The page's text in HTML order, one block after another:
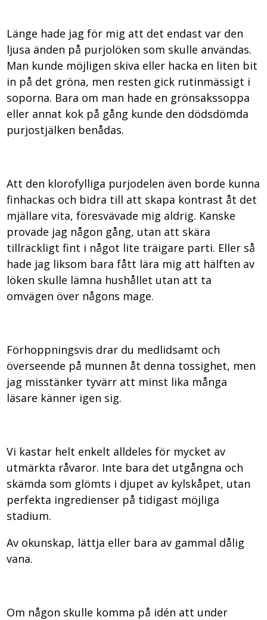
Länge hade jag för mig att det endast var den
ljusa änden på purjolöken som skulle användas.
Man kunde möjligen skiva eller hacka en liten bit
in på det gröna, men resten gick rutinmässigt i
soporna. Bara om man hade en grönsakssoppa
eller annat kok på gång kunde den dödsdömda
purjostjälken benådas.
Att den klorofylliga purjodelen även borde kunna
finhackas och bidra till att skapa kontrast åt det
mjällare vita, föresvävade mig aldrig. Kanske
provade jag någon gång, utan att skära
tillräckligt fint i något lite träigare parti. Eller så
hade jag liksom bara fått lära mig att hälften av
löken skulle lämna hushållet utan att ta
omvägen över någons mage.
Förhoppningsvis drar du medlidsamt och
överseende på munnen åt denna tossighet, men
jag misstänker tyvärr att minst lika många
läsare känner igen sig.
Vi kastar helt enkelt alldeles för mycket av
utmärkta råvaror. Inte bara det utgångna och
skämda som glömts i djupet av kylskåpet, utan
perfekta ingredienser på tidigast möjliga
stadium.
Av okunskap, lättja eller bara av gammal dålig
vana.
Om någon skulle komma på idén att under